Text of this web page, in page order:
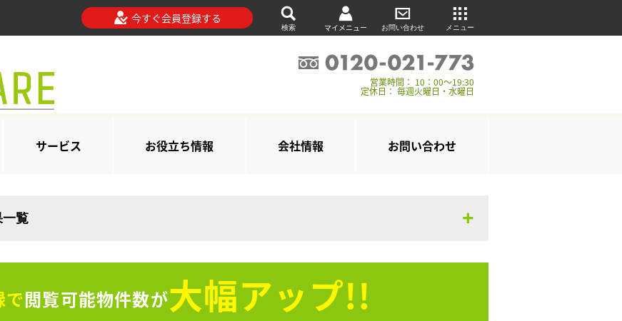
今すぐ会員登録する
検索 マイメニュー お問い合わせ メニュー
営業時間： 10：00～19:30
定休日： 毎週火曜日・水曜日
サービス お役立ち情報 会社情報 お問い合わせ
一覧
で閲覧可能物件数が大幅アップ!!